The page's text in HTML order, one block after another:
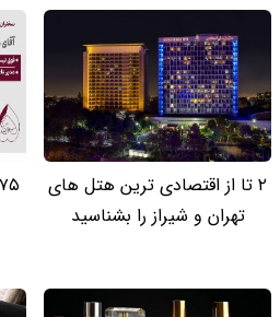
۲ تا از اقتصادی ترین هتل های
تهران و شیراز را بشناسید